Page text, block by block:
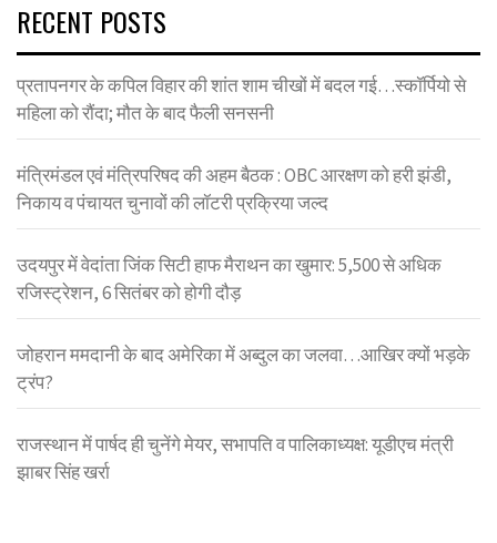
RECENT POSTS
प्रतापनगर के कपिल विहार की शांत शाम चीखों में बदल गई…स्कॉर्पियो से
महिला को रौंदा; मौत के बाद फैली सनसनी
मंत्रिमंडल एवं मंत्रिपरिषद की अहम बैठक : OBC आरक्षण को हरी झंडी,
निकाय व पंचायत चुनावों की लॉटरी प्रक्रिया जल्द
उदयपुर में वेदांता जिंक सिटी हाफ मैराथन का खुमार: 5,500 से अधिक
रजिस्ट्रेशन, 6 सितंबर को होगी दौड़
जोहरान ममदानी के बाद अमेरिका में अब्दुल का जलवा…आखिर क्यों भड़के
ट्रंप?
राजस्थान में पार्षद ही चुनेंगे मेयर, सभापति व पालिकाध्यक्ष: यूडीएच मंत्री
झाबर सिंह खर्रा